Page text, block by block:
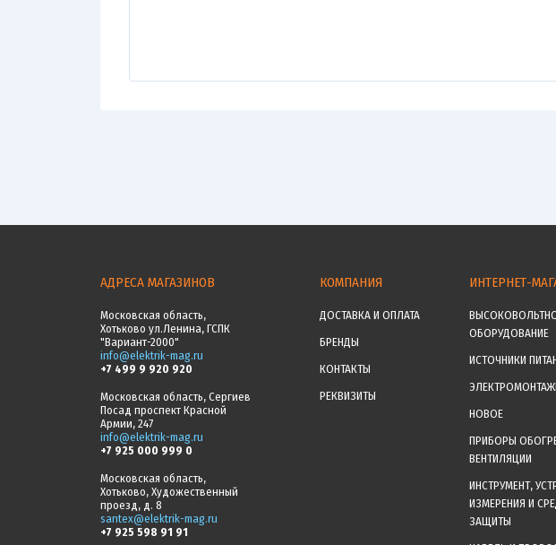
АДРЕСА МАГАЗИНОВ
Московская область,
Хотьково ул.Ленина, ГСПК
"Вариант-2000"
info@elektrik-mag.ru
+7 499 9 920 920
Московская область, Сергиев
Посад проспект Красной
Армии, 247
info@elektrik-mag.ru
+7 925 000 999 0
Московская область,
Хотьково, Художественный
проезд, д. 8
santex@elektrik-mag.ru
+7 925 598 91 91
КОМПАНИЯ
ДОСТАВКА И ОПЛАТА
БРЕНДЫ
КОНТАКТЫ
РЕКВИЗИТЫ
ИНТЕРНЕТ-
ОБОРУДОВАНИЕ
ИСТОЧНИКИ
НОВОЕ
ПРИБОРЫ
ВЕНТИЛЯЦИИ
ИНСТРУМЕНТ,
ИЗМЕРЕНИЯ И
ЗАЩИТЫ